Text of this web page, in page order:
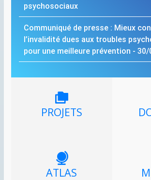
psychosociaux
Communiqué de presse : Mieux
l’invalidité dues aux troubles
pour une meilleure prévention -
PROJETS
ATLAS